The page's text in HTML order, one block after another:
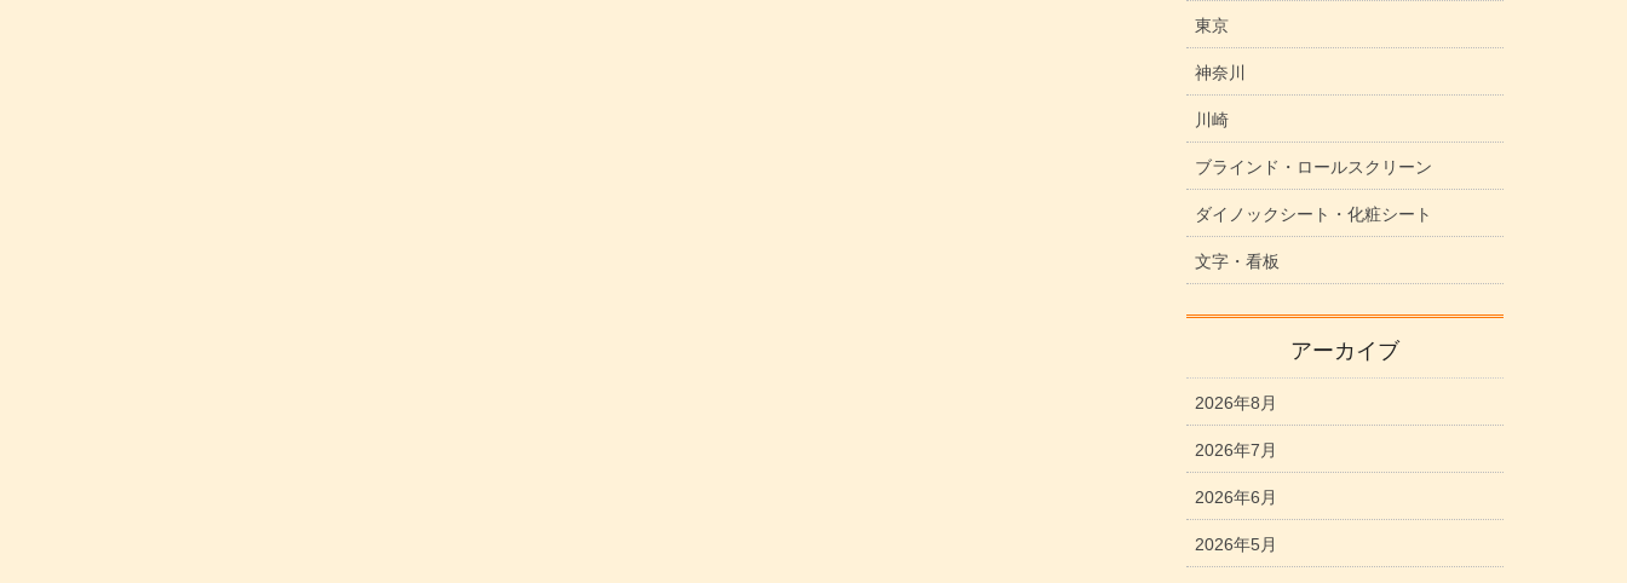
東京
神奈川
川崎
ブラインド・ロールスクリーン
ダイノックシート・化粧シート
文字・看板
アーカイブ
2026年8月
2026年7月
2026年6月
2026年5月